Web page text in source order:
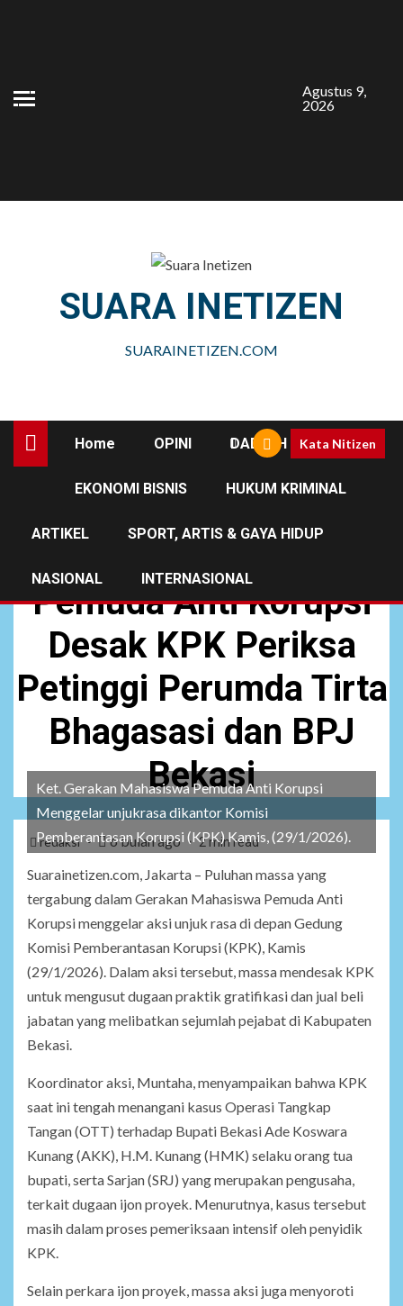
Agustus 9,
2026
SUARA INETIZEN
SUARAINETIZEN.COM
Home OPINI DAERAH
EKONOMI BISNIS HUKUM KRIMINAL
ARTIKEL SPORT, ARTIS & GAYA HIDUP
NASIONAL INTERNASIONAL
Kata Nitizen
Pemuda Anti Korupsi
Desak KPK Periksa
Petinggi Perumda Tirta
Bhagasasi dan BPJ
Bekasi
redaksi 6 bulan ago 2 min read
Ket. Gerakan Mahasiswa Pemuda Anti Korupsi
Menggelar unjukrasa dikantor Komisi
Pemberantasan Korupsi (KPK) Kamis, (29/1/2026).
Suarainetizen.com, Jakarta – Puluhan massa yang
tergabung dalam Gerakan Mahasiswa Pemuda Anti
Korupsi menggelar aksi unjuk rasa di depan Gedung
Komisi Pemberantasan Korupsi (KPK), Kamis
(29/1/2026). Dalam aksi tersebut, massa mendesak KPK
untuk mengusut dugaan praktik gratifikasi dan jual beli
jabatan yang melibatkan sejumlah pejabat di Kabupaten
Bekasi.
Koordinator aksi, Muntaha, menyampaikan bahwa KPK
saat ini tengah menangani kasus Operasi Tangkap
Tangan (OTT) terhadap Bupati Bekasi Ade Koswara
Kunang (AKK), H.M. Kunang (HMK) selaku orang tua
bupati, serta Sarjan (SRJ) yang merupakan pengusaha,
terkait dugaan ijon proyek. Menurutnya, kasus tersebut
masih dalam proses pemeriksaan intensif oleh penyidik
KPK.
Selain perkara ijon proyek, massa aksi juga menyoroti